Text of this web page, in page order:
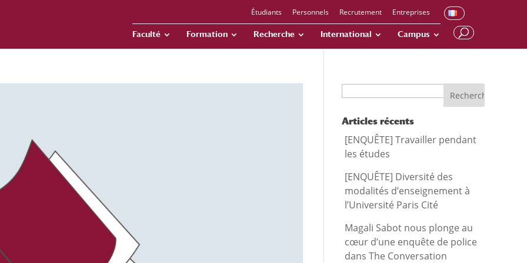
Étudiants Personnels Recrutement Entreprises
Faculté Formation Recherche International Campus
Articles récents
[ENQUÊTE] Travailler pendant
les études
[ENQUÊTE] Diversité des
modalités d’enseignement à
l’Université Paris Cité
Magali Sabot nous plonge au
cœur d’une enquête de police
dans The Conversation